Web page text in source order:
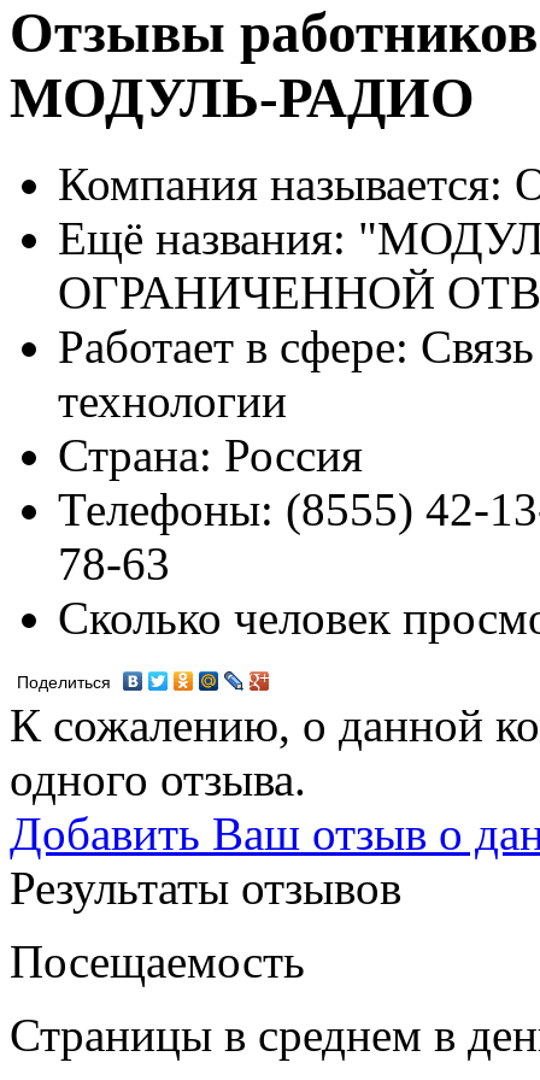
Отзывы
МОДУЛЬ-РАДИО
Компания называется:
Ещё названия:
ОГРАНИЧЕННОЙ
Работает в сфере:
технологии
Страна: Россия
Телефоны: (8555) 42-
78-63
Сколько человек
Поделиться
К сожалению, о данной
одного отзыва.
Добавить Ваш отзыв о
Результаты отзывов
Посещаемость
Страницы в среднем в